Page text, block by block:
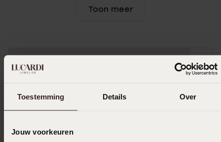
Toestemming Details Over
Jouw voorkeuren
Toon meer